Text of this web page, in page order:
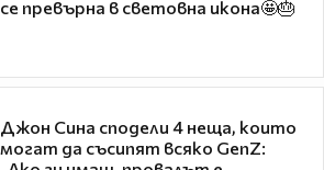
се превърна в световна икона🤩🎂
Джон Сина сподели 4 неща, които
могат да съсипят всяко GenZ: